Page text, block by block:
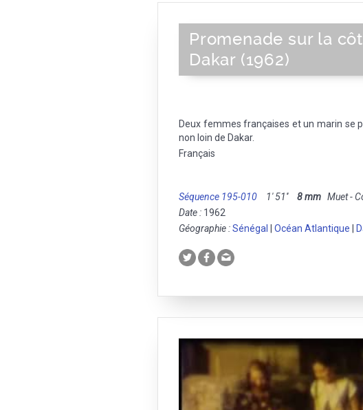
Promenade sur la
Dakar (1962)
Deux femmes françaises et un marin se
non loin de Dakar.
Français
Séquence 195-010 1' 51'' 8 mm Muet -
Date : 1962
Géographie :Sénégal Océan Atlantique